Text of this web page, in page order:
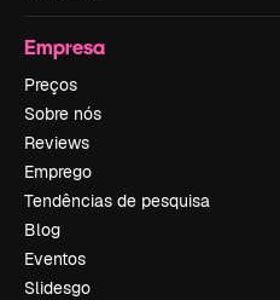
Empresa
Preços
Sobre nós
Reviews
Emprego
Tendências de pesquisa
Blog
Eventos
Slidesgo